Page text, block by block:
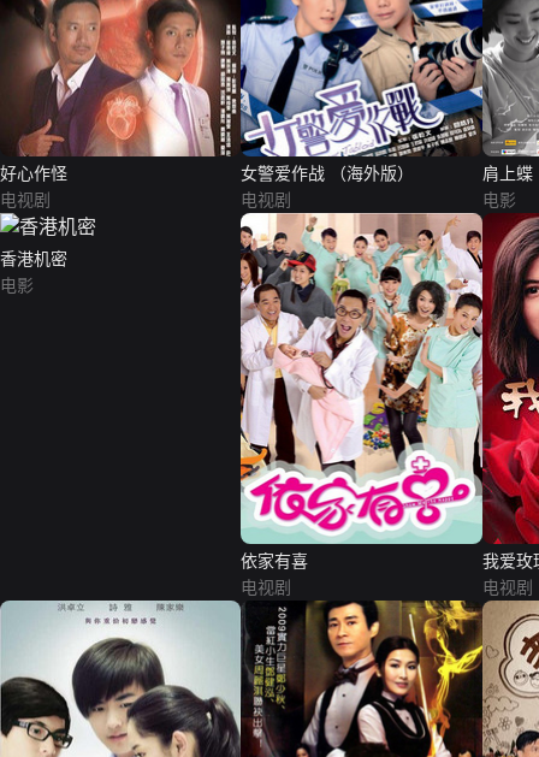
好心作怪
电视剧
女警爱作战 （海外版）
电视剧
肩上蝶
电影
香港机密
电影
依家有喜
电视剧
我爱玫
电视剧